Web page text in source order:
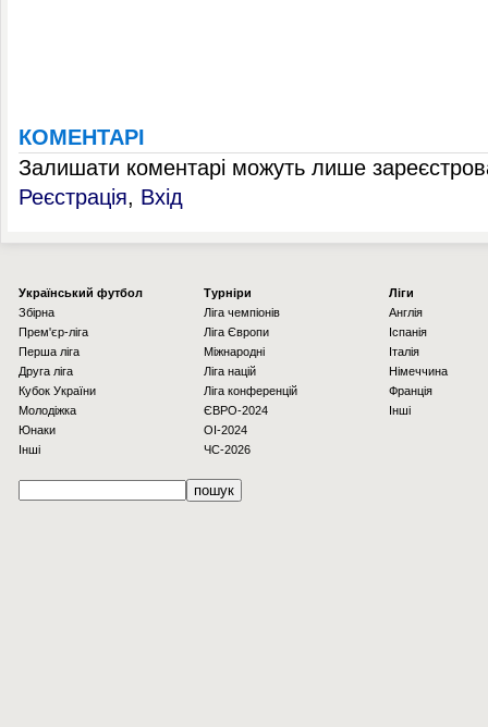
КОМЕНТАРІ
Залишати коментарі можуть лише
Реєстрація, Вхід
Українcький футбол
Збірна
Прем'єр-ліга
Перша ліга
Друга ліга
Кубок України
Молодіжка
Юнаки
Інші
Турніри
Ліга чемпіонів
Ліга Європи
Міжнародні
Ліга націй
Ліга конференцій
ЄВРО-2024
OI-2024
ЧС-2026
Ліги
Англія
Іспанія
Італія
Німеччина
Франція
Інші